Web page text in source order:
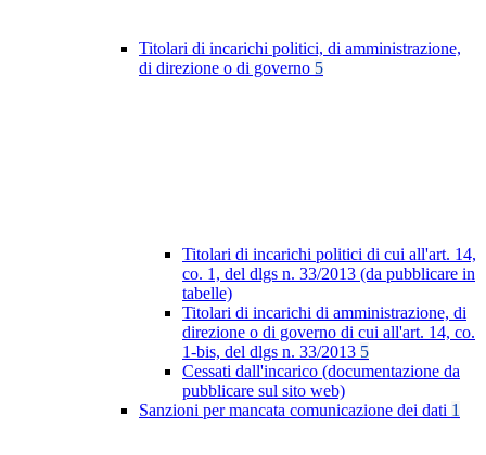
Titolari di incarichi politici, di amministrazione,
di direzione o di governo 5
Titolari di incarichi politici di cui all'art. 14,
co. 1, del dlgs n. 33/2013 (da pubblicare in
tabelle)
Titolari di incarichi di amministrazione, di
direzione o di governo di cui all'art. 14, co.
1-bis, del dlgs n. 33/2013 5
Cessati dall'incarico (documentazione da
pubblicare sul sito web)
Sanzioni per mancata comunicazione dei dati 1